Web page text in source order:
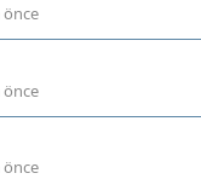
önce
önce
önce